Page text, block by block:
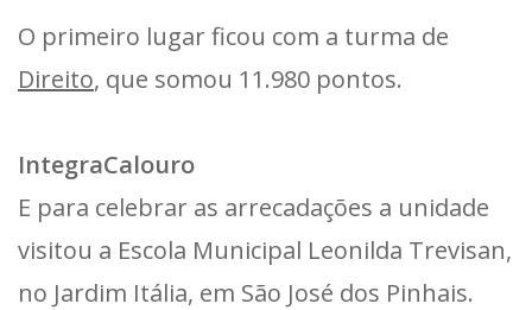
O primeiro lugar ficou com a turma de
Direito, que somou 11.980 pontos.
IntegraCalouro
E para celebrar as arrecadações a unidade
visitou a Escola Municipal Leonilda Trevisan,
no Jardim Itália, em São José dos Pinhais.